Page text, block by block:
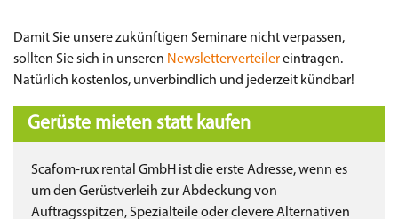
Damit Sie unsere zukünftigen Seminare nicht verpassen,
sollten Sie sich in unseren Newsletterverteilereintragen.
Natürlich kostenlos, unverbindlich und jederzeit kündbar!
Gerüste mieten statt kaufen
Scafom-rux rental GmbH ist die erste Adresse, wenn es
um den Gerüstverleih zur Abdeckung von
Auftragsspitzen, Spezialteile oder clevere Alternativen